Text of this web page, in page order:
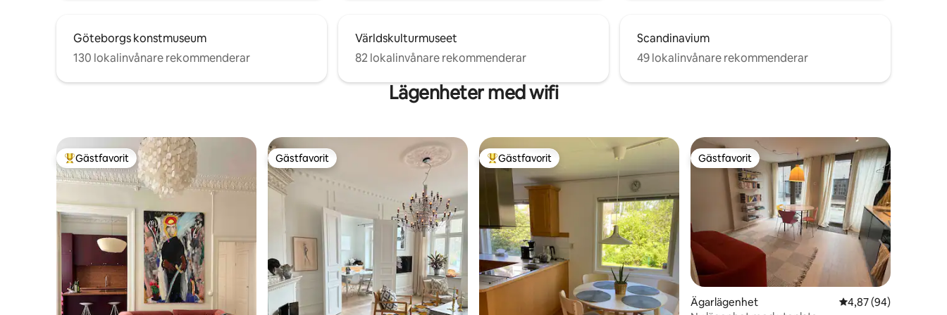
Göteborgs konstmuseum
130 lokalinvånare rekommenderar
Världskulturmuseet
82 lokalinvånare rekommenderar
Scandinavium
49 lokalinvånare rekommenderar
Lägenheter med wifi
Populär gästfavorit
Gästfavorit Gästfavorit
Gästfavorit Populär gästfavorit
Gästfavorit Gästfavorit
Gästfavorit
Ägarlägenhet 4,87 av 5 i
4,87 (94)